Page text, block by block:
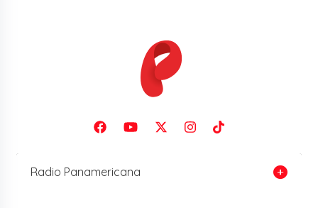
Radio Panamericana